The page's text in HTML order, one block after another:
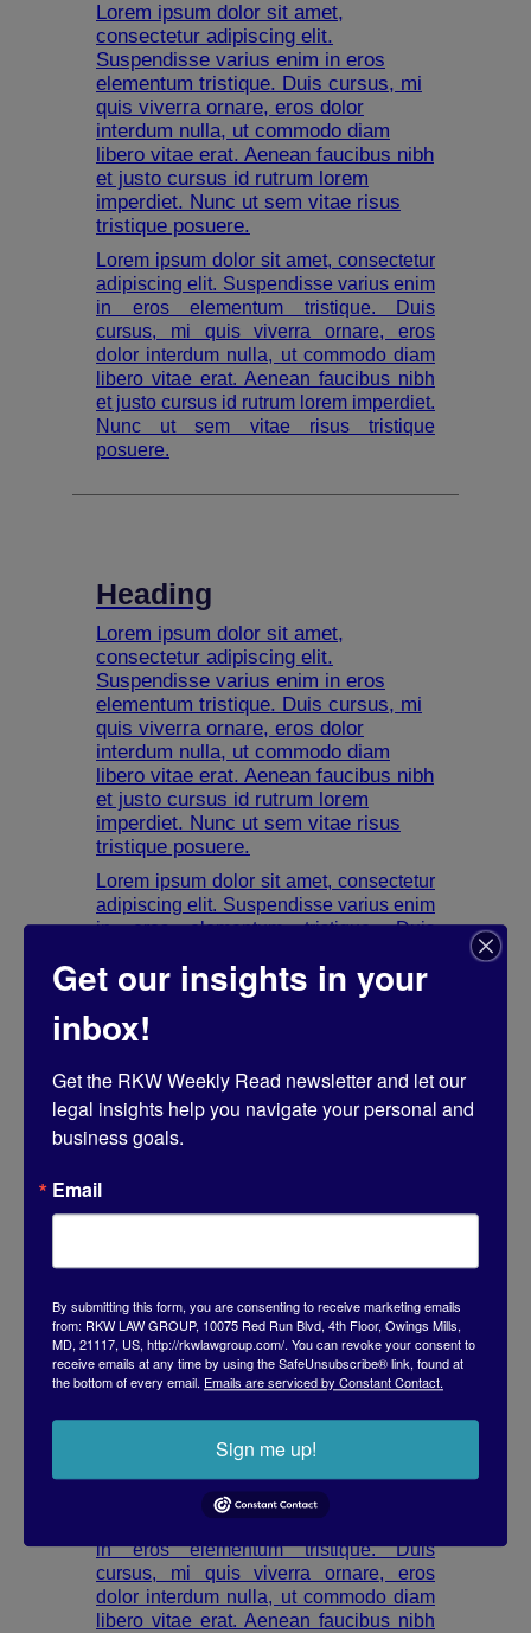
Lorem ipsum dolor sit amet,
consectetur adipiscing elit.
Suspendisse varius enim in eros
elementum tristique. Duis cursus, mi
quis viverra ornare, eros dolor
interdum nulla, ut commodo diam
libero vitae erat. Aenean faucibus nibh
et justo cursus id rutrum lorem
imperdiet. Nunc ut sem vitae risus
tristique posuere.
Lorem ipsum dolor sit amet, consectetur
adipiscing elit. Suspendisse varius enim
in eros elementum tristique. Duis
cursus, mi quis viverra ornare, eros
dolor interdum nulla, ut commodo diam
libero vitae erat. Aenean faucibus nibh
et justo cursus id rutrum lorem imperdiet.
Nunc ut sem vitae risus tristique
posuere.
Heading
Lorem ipsum dolor sit amet,
consectetur adipiscing elit.
Suspendisse varius enim in eros
elementum tristique. Duis cursus, mi
quis viverra ornare, eros dolor
interdum nulla, ut commodo diam
libero vitae erat. Aenean faucibus nibh
et justo cursus id rutrum lorem
imperdiet. Nunc ut sem vitae risus
tristique posuere.
Lorem ipsum dolor sit amet, consectetur
adipiscing elit. Suspendisse varius enim
in eros elementum tristique. Duis
dolor interdum nulla, ut commodo diam
libero vitae erat. Aenean faucibus nibh
et justo cursus id rutrum lorem imperdiet.
Nunc ut sem vitae risus tristique
posuere.
Heading
Suspendisse varius enim in eros
elementum tristique. Duis cursus, mi
quis viverra ornare, eros dolor
interdum nulla, ut commodo diam
libero vitae erat. Aenean faucibus nibh
et justo cursus id rutrum lorem
imperdiet. Nunc ut sem vitae risus
tristique posuere.
Lorem ipsum dolor sit amet, consectetur
in eros elementum tristique. Duis
cursus, mi quis viverra ornare, eros
dolor interdum nulla, ut commodo diam
libero vitae erat. Aenean faucibus nibh
Get our insights in your
inbox!
Get the RKW Weekly Read newsletter and let our
legal insights help you navigate your personal and
business goals.
Email
By submitting this form, you are consenting to receive marketing emails
from: RKW LAW GROUP, 10075 Red Run Blvd, 4th Floor, Owings Mills,
MD, 21117, US, http://rkwlawgroup.com/. You can revoke your consent to
receive emails at any time by using the SafeUnsubscribe® link, found at
the bottom of every email. Emails are serviced by Constant Contact.
Sign me up!